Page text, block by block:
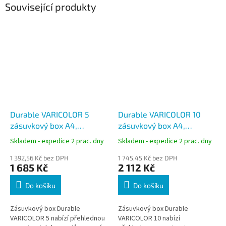
Související produkty
Durable VARICOLOR 5
zásuvkový box A4,
barevný, 760527
Skladem - expedice 2 prac. dny
1 392,56 Kč bez DPH
1 685 Kč
Do košíku
Zásuvkový box Durable
VARICOLOR 5 nabízí přehlednou
Durable VARICOLOR 10
zásuvkový box A4,
barevný, 761027
Skladem - expedice 2 prac. dny
1 745,45 Kč bez DPH
2 112 Kč
Do košíku
Zásuvkový box Durable
VARICOLOR 10 nabízí